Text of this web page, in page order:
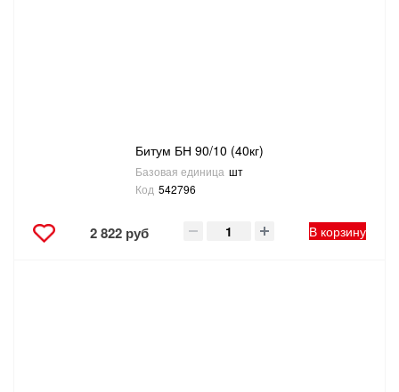
СТРЕМЯНКИ,ЛЕСТНИЦЫ
ТОВАРЫ ДЛЯ АВТО
Битум БН 90/10 (40кг)
Базовая единица шт
Код 542796
2 822 руб В корзину